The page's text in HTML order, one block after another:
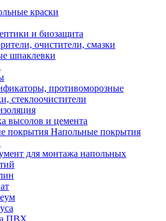
краски
и биозащита
очистители, смазки
шпаклевки
противоморозные
стеклоочистители
высолов и цемента
Напольные покрытия
для монтажа напольных
ПВХ